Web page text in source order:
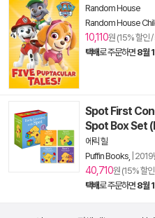
Random House
Random House
10,110원 (15% 할인
택배로 주문하면 8월
Spot First
Spot Box Set
에릭 힐
Puffin Books,
2019
40,710원 (15% 할
택배로 주문하면 8월